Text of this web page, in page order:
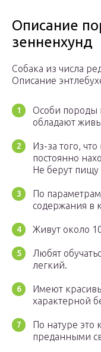
Описание
зенненхунд
Собака из числа
Описание
Особи породы
обладают
Из-за того,
постоянно
Не берут пищу
По
содержания в
Живут около
Любят
легкий.
Имеют
характерной
По натуре это
преданными